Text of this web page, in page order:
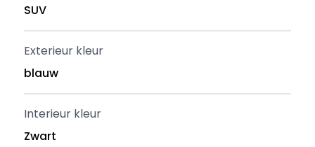
SUV
Exterieur kleur
blauw
Interieur kleur
Zwart